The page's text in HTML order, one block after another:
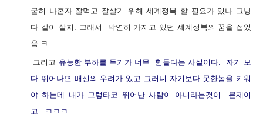
굳히 나혼자 잘먹고 잘살기 위해 세계정복 할 필요가 있나 그냥
다 같이 살지. 그래서 막연히 가지고 있던 세계정복의 꿈을 접었
음 ㅋ
그리고 유능한 부하를 두기가 너무 힘들다는 사실이다.
자기 보
다 뛰어나면 배신의 우려가 있고 그러니 자기보다 못한놈을 키워
야 하는데 내가 그렇타코 뛰어난 사람이 아니라는것이
문제이
고
ㅋㅋㅋ